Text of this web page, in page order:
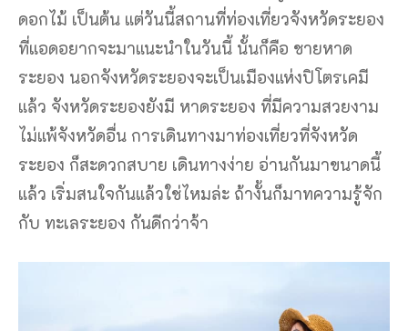
ดอกไม้ เป็นต้น แต่วันนี้สถานที่ท่องเที่ยวจังหวัดระยอง
ที่แอดอยากจะมาแนะนำในวันนี้ นั้นก็คือ ชายหาด
ระยอง นอกจังหวัดระยองจะเป็นเมืองแห่งปิโตรเคมี
แล้ว จังหวัดระยองยังมี หาดระยอง ที่มีความสวยงาม
ไม่แพ้จังหวัดอื่น การเดินทางมาท่องเที่ยวที่จังหวัด
ระยอง ก็สะดวกสบาย เดินทางง่าย อ่านกันมาขนาดนี้
แล้ว เริ่มสนใจกันแล้วใช่ไหมล่ะ ถ้างั้นก็มาทความรู้จัก
กับ ทะเลระยอง กันดีกว่าจ้า